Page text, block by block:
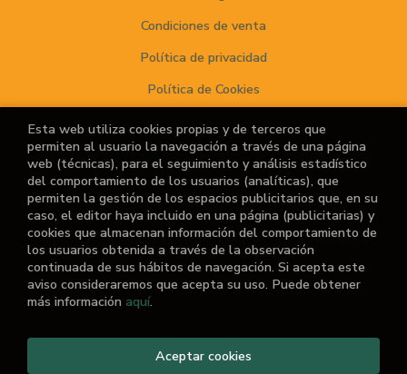
Condiciones de venta
Política de privacidad
Política de Cookies
ATENCIÓN AL CLIENTE
Quiénes somos
Noticias
¿No encuentras el libro que buscas?
El Retiro de las Letras. Todos los Derechos
Esta web utiliza cookies propias y de terceros que
permiten al usuario la navegación a través de una página
web (técnicas), para el seguimiento y análisis estadístico
del comportamiento de los usuarios (analíticas), que
permiten la gestión de los espacios publicitarios que, en su
caso, el editor haya incluido en una página (publicitarias) y
cookies que almacenan información del comportamiento de
los usuarios obtenida a través de la observación
continuada de sus hábitos de navegación. Si acepta este
aviso consideraremos que acepta su uso. Puede obtener
más información aquí.
Aceptar cookies